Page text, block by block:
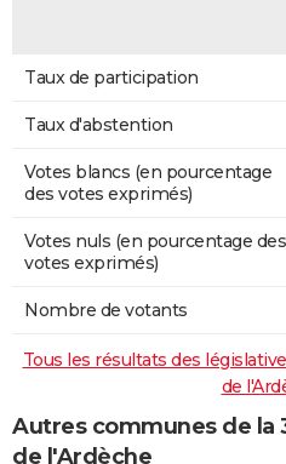
Taux de participation
Taux d'abstention
Votes blancs (en pourcentage
des votes exprimés)
Votes nuls (en pourcentage des
votes exprimés)
Nombre de votants
Tous les résultats des
de
Autres communes de la
de l'Ardèche